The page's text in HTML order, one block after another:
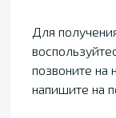
Для
позвоните на
напишите на